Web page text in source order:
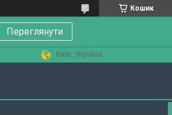
Кошик
Переглянути
Київ, Україна